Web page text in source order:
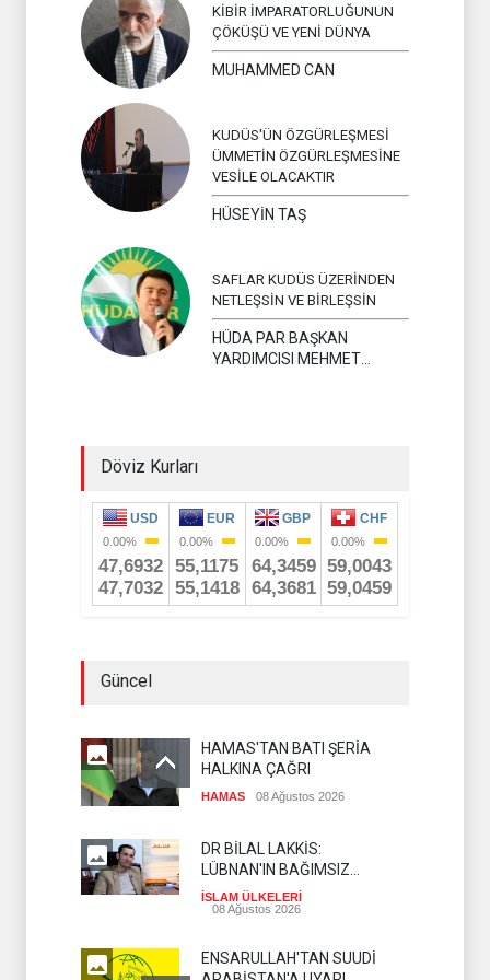
KİBİR İMPARATORLUĞUNUN
ÇÖKÜŞÜ VE YENİ DÜNYA
MUHAMMED CAN
KUDÜS'ÜN ÖZGÜRLEŞMESİ
ÜMMETİN ÖZGÜRLEŞMESİNE
VESİLE OLACAKTIR
HÜSEYİN TAŞ
SAFLAR KUDÜS ÜZERİNDEN
NETLEŞSİN VE BİRLEŞSİN
HÜDA PAR BAŞKAN
YARDIMCISI MEHMET
Döviz Kurları
Güncel
HAMAS'TAN BATI ŞERİA
HALKINA ÇAĞRI
HAMAS 08 Ağustos 2026
DR BİLAL LAKKİS:
LÜBNAN'IN BAĞIMSIZ
OLMASI İSTENMİYOR
İSLAM ÜLKELERİ
08 Ağustos 2026
ENSARULLAH'TAN SUUDİ